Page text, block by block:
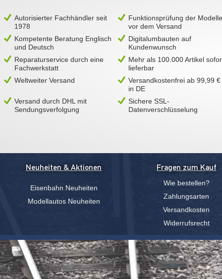
Autorisierter Fachhändler seit
1978
Funktionsprüfung der Modelle
vor dem Versand
Kompetente Beratung Englisch
und Deutsch
Digitalumbauten auf
Kundenwunsch
Reparaturservice durch eine
Fachwerkstatt
Mehr als 100.000 Artikel
lieferbar
Weltweiter Versand
Versandkostenfrei ab 99,99 €
in DE
Versand durch DHL mit
Sendungsverfolgung
Sichere SSL-
Datenverschlüsselung
Neuheiten & Aktionen
Eisenbahn Neuheiten
Modellautos Neuheiten
Fragen zum Kauf
Wie bestellen?
Zahlungsarten
Versandkosten
Widerrufsrecht